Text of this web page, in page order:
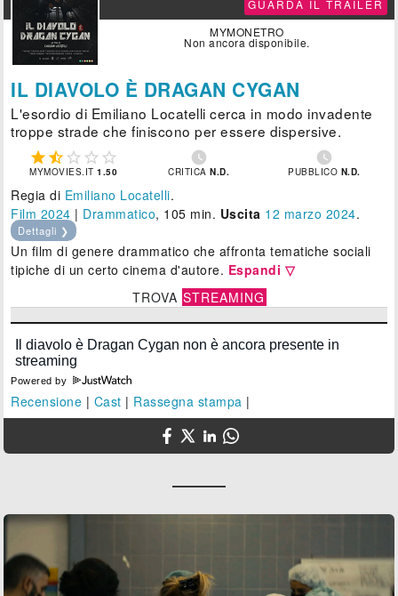
GUARDA IL TRAILER
MYMONETRO
Non ancora disponibile.
IL DIAVOLO È DRAGAN CYGAN
L'esordio di Emiliano Locatelli cerca in modo invadente
troppe strade che finiscono per essere dispersive.
    
MYMOVIES.IT1.50

CRITICAN.D.

PUBBLICO N.D.
Regia di Emiliano Locatelli.
Film 2024 | Drammatico, 105 min. Uscita 12 marzo 2024.
Dettagli ❯
Un film di genere drammatico che affronta tematiche sociali
tipiche di un certo cinema d'autore. Espandi ▽
TROVA STREAMING
Powered by
Recensione | Cast | Rassegna stampa |